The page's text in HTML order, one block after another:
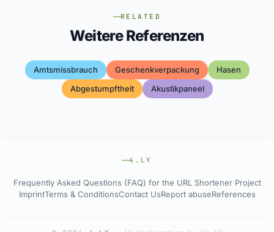
RELATED
Weitere Referenzen
Amtsmissbrauch Geschenkverpackung
Hasen
Abgestumpftheit
Akustikpaneel
4.LY
Frequently Asked Questions (FAQ) for the URL Shortener Project
ImprintTerms & ConditionsContact UsReport abuseReferences